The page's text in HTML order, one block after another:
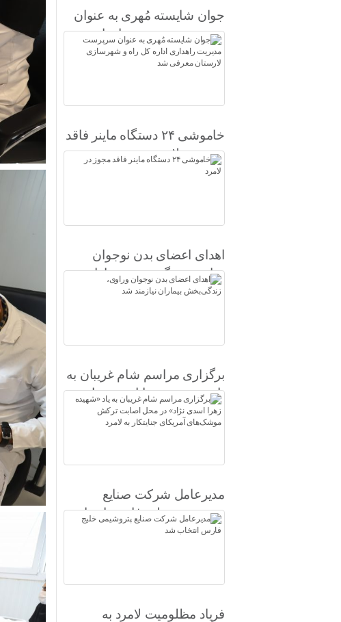
جوان شایسته مُهری به عنوان
سرپرست مدیریت راهداری
اداره کل راه و شهرسازی
لارستان معرفی شد
خاموشی ۲۴ دستگاه ماینر فاقد
مجوز در لامرد
اهدای اعضای بدن نوجوان
وراوی، زندگی‌بخش بیماران
نیازمند شد
برگزاری مراسم شام غریبان به
یاد «شهیده زهرا اسدی نژاد» در
محل اصابت ترکش موشک‌های
آمریکای جنایتکار به لامرد
مدیرعامل شرکت صنایع
پتروشیمی خلیج فارس انتخاب
شد
فریاد مظلومیت لامرد به